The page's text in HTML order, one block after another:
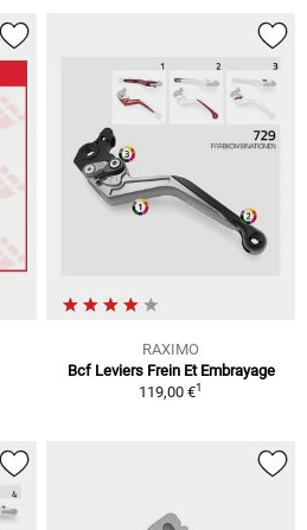
RAXIMO
Bcf Leviers Frein Et Embrayage
119,00 €1